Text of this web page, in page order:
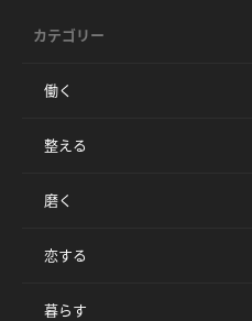
カテゴリー
働く
整える
磨く
恋する
暮らす